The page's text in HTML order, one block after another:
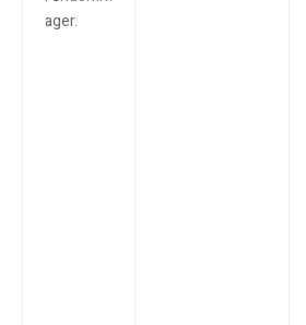
ager.